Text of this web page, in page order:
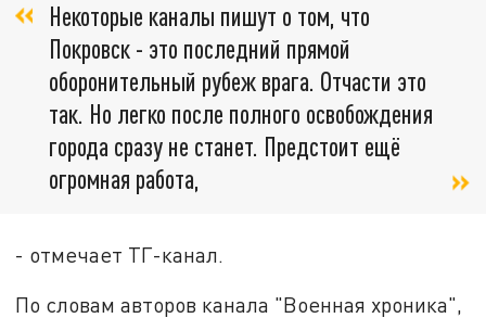
Некоторые каналы пишут о том, что
Покровск - это последний прямой
оборонительный рубеж врага. Отчасти это
так. Но легко после полного освобождения
города сразу не станет. Предстоит ещё
огромная работа,
- отмечает ТГ-канал.
По словам авторов канала "Военная хроника",